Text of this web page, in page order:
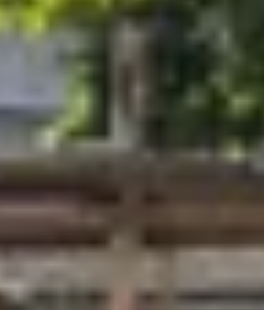
Champagne Canard-Duchêne
Champagne Lanson
Champagne Mumm
Champagne Vranken-Pommery
Villa Demoiselle
Champagne Ruinart
Château de Pommard
Château Cadet Bon
Emile Beyer
Pressoria